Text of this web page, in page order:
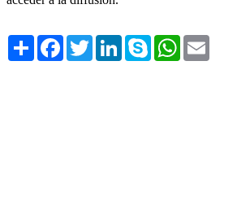
Share FacebookTwitterLinkedInSkype WhatsApp